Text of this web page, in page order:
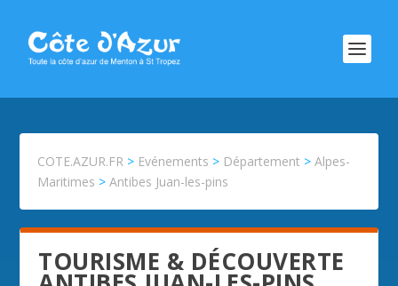
COTE.AZUR.FR > Evénements > Département >Alpes-
Maritimes >Antibes Juan-les-pins
TOURISME & DÉCOUVERTE